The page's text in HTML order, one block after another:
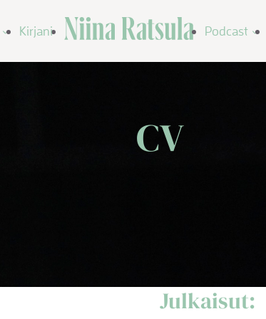
Niina Ratsula
Kirjani Podcast
CV
Julkaisut: